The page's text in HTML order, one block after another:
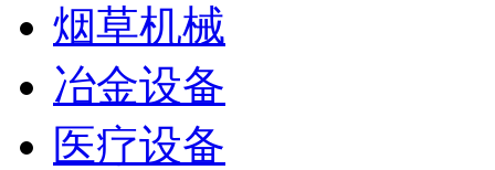
烟草机械
冶金设备
医疗设备